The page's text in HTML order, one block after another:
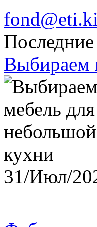
Последние
Выбираем
31/Июл/